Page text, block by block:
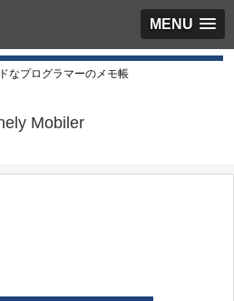
MENU
なプログラマーのメモ帳
Mobiler